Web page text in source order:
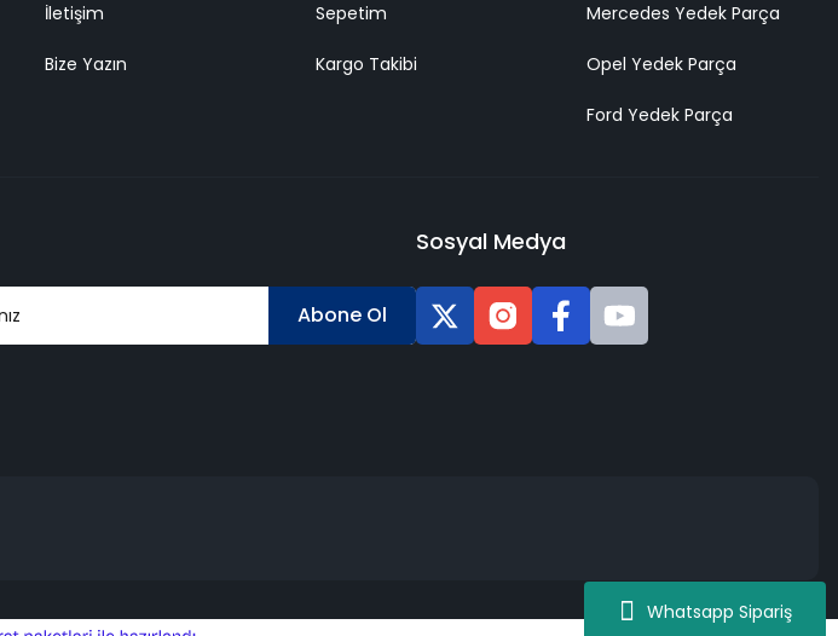
Whatsapp Sipariş
İletişim
Bize Yazın
Sepetim
Kargo Takibi
Mercedes Yedek Parça
Opel Yedek Parça
Ford Yedek Parça
Abone Ol
Sosyal Medya